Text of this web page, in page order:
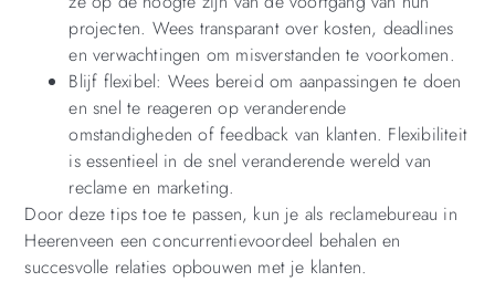
projecten. Wees transparant over kosten, deadlines
en verwachtingen om misverstanden te voorkomen.
Blijf flexibel: Wees bereid om aanpassingen te doen
en snel te reageren op veranderende
omstandigheden of feedback van klanten. Flexibiliteit
is essentieel in de snel veranderende wereld van
reclame en marketing.
Door deze tips toe te passen, kun je als reclamebureau in
Heerenveen een concurrentievoordeel behalen en
succesvolle relaties opbouwen met je klanten.